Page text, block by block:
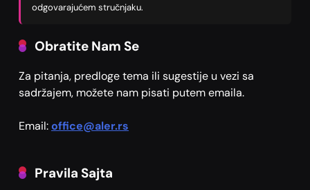
odgovarajućem stručnjaku.
Obratite Nam Se
Za pitanja, predloge tema ili sugestije u vezi sa
sadržajem, možete nam pisati putem emaila.
Email:office@aler.rs
Pravila Sajta